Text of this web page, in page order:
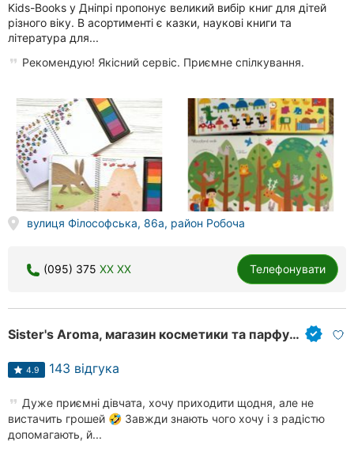
Kids-Books у Дніпрі пропонує великий вибір книг для дітей
різного віку. В асортименті є казки, наукові книги та
література для...
Рекомендую! Якісний сервіс. Приємне спілкування.
вулиця Філософська, 86а, район Робоча
(095) 375 XX XX Телефонувати
Sister's Aroma, магазин косметики та парфумерії
4.9 143 відгука
Дуже приємні дівчата, хочу приходити щодня, але не
вистачить грошей 🤣 Завжди знають чого хочу і з радістю
допомагають, й...